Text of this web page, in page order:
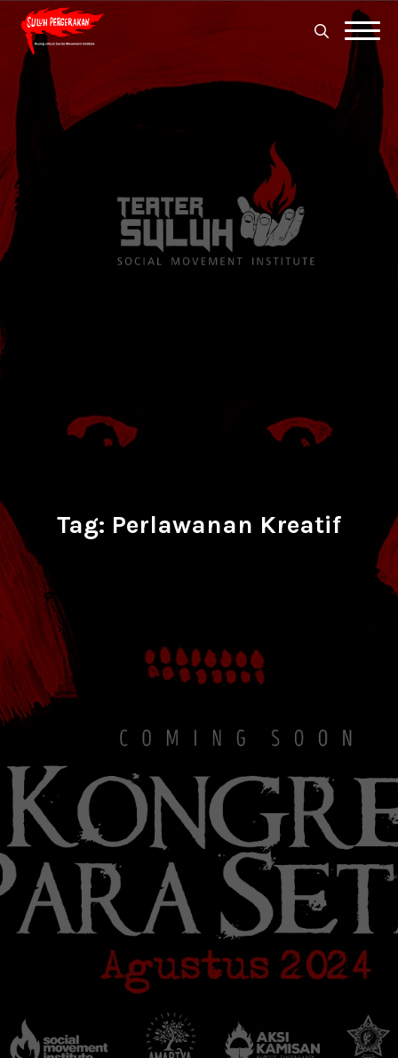
for:
Tag: Perlawanan Kreatif